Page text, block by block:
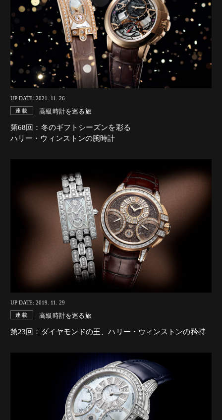
UP DATE: 2021. 11. 26
連載 高級時計を巡る旅
第68回：冬のギフトシーズンを彩る
ハリー・ウィンストンの腕時計
UP DATE: 2019. 11. 29
連載 高級時計を巡る旅
第23回：ダイヤモンドの王、ハリー・ウィンストンの矜持